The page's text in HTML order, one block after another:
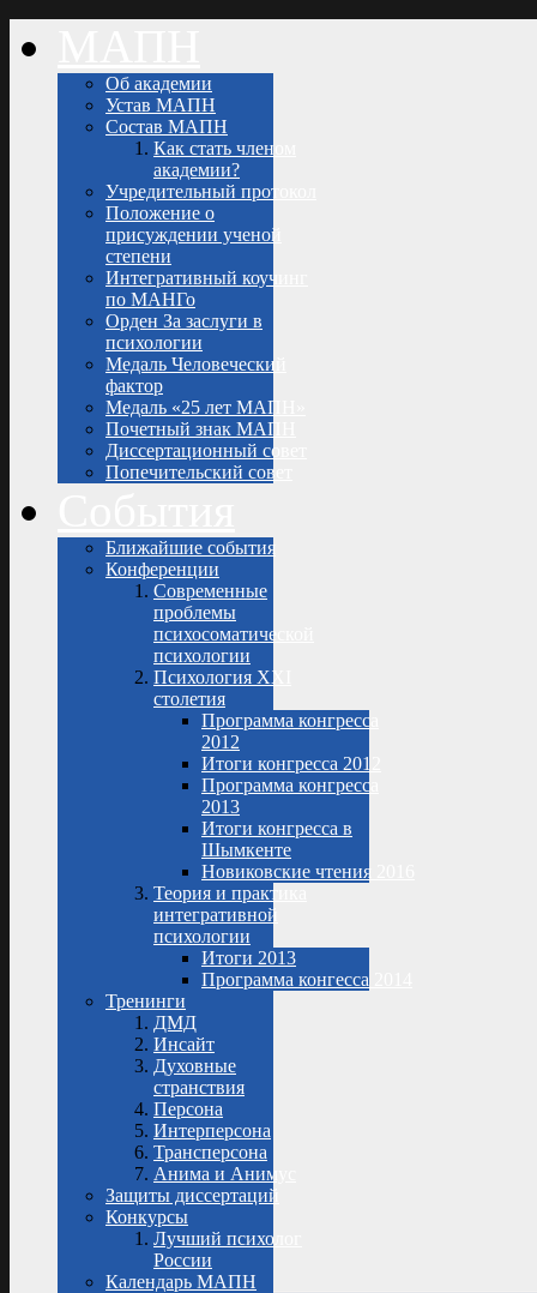
Об академии
Устав МАПН
Состав МАПН
Как стать членом
академии?
Учредительный протокол
Положение о
присуждении ученой
степени
Интегративный коучинг
по МАНГо
Орден За заслуги в
психологии
Медаль Человеческий
фактор
Медаль «25 лет МАПН»
Почетный знак МАПН
Диссертационный совет
Попечительский совет
Ближайшие события
Конференции
Современные
проблемы
психосоматической
психологии
Психология XXI
столетия
Программа конгресса
2012
Итоги конгресса 2012
Программа конгресса
2013
Итоги конгресса в
Шымкенте
Новиковские чтения 2016
Теория и практика
интегративной
психологии
Итоги 2013
Программа конгесса 2014
Тренинги
ДМД
Инсайт
Духовные
странствия
Персона
Интерперсона
Трансперсона
Анима и Анимус
Защиты диссертаций
Конкурсы
Лучший психолог
России
Календарь МАПН